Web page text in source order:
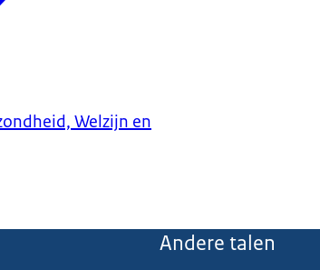
Welzijn en
Andere talen